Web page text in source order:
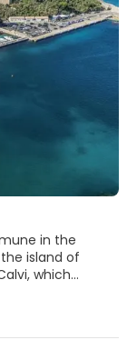
in the
island of
which